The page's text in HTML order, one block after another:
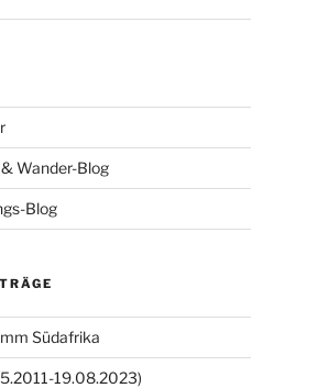
& Wander-Blog
Blog
Südafrika
19.08.2023)